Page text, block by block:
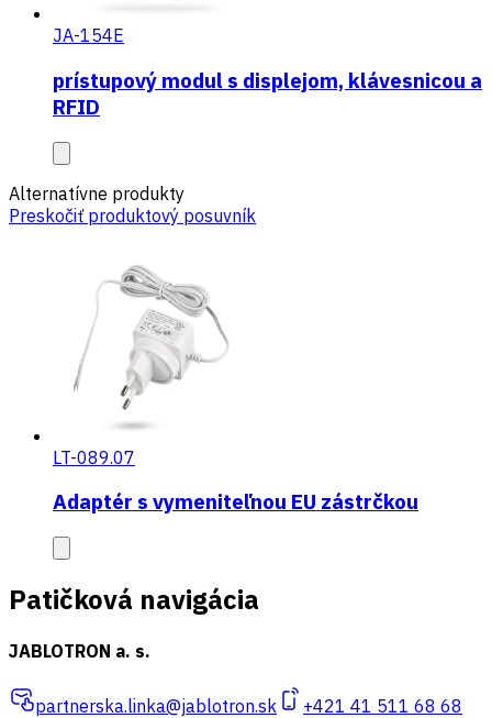
JA-154E
prístupový modul s displejom, klávesnicou a
RFID
Alternatívne produkty
Preskočiť produktový posuvník
LT-089.07
Adaptér s vymeniteľnou EU zástrčkou
Patičková navigácia
JABLOTRON a. s.
partnerska.linka@jablotron.sk +421 41 511 68 68